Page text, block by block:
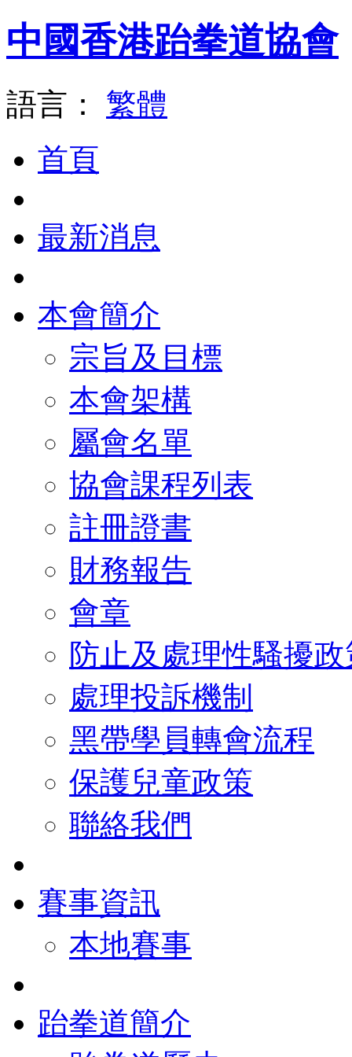
中國香港跆拳道協會
語言： 繁體
首頁
最新消息
本會簡介
宗旨及目標
本會架構
屬會名單
協會課程列表
註冊證書
財務報告
會章
防止及處理性騷擾
處理投訴機制
黑帶學員轉會流程
保護兒童政策
聯絡我們
賽事資訊
本地賽事
跆拳道簡介